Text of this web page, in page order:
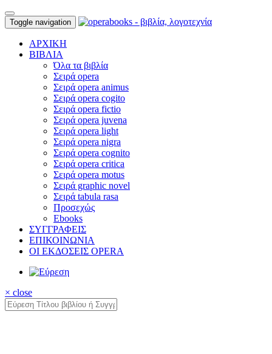
Toggle navigation
ΑΡΧΙΚΗ
ΒΙΒΛΙΑ
Όλα τα βιβλία
Σειρά opera
Σειρά opera animus
Σειρά opera cogito
Σειρά opera fictio
Σειρά opera juvena
Σειρά opera light
Σειρά opera nigra
Σειρά opera cognito
Σειρά opera critica
Σειρά opera motus
Σειρά graphic novel
Σειρά tabula rasa
Προσεχώς
Ebooks
ΣΥΓΓΡΑΦΕΙΣ
ΕΠΙΚΟΙΝΩΝΙΑ
ΟΙ ΕΚΔΟΣΕΙΣ OPERA
× close